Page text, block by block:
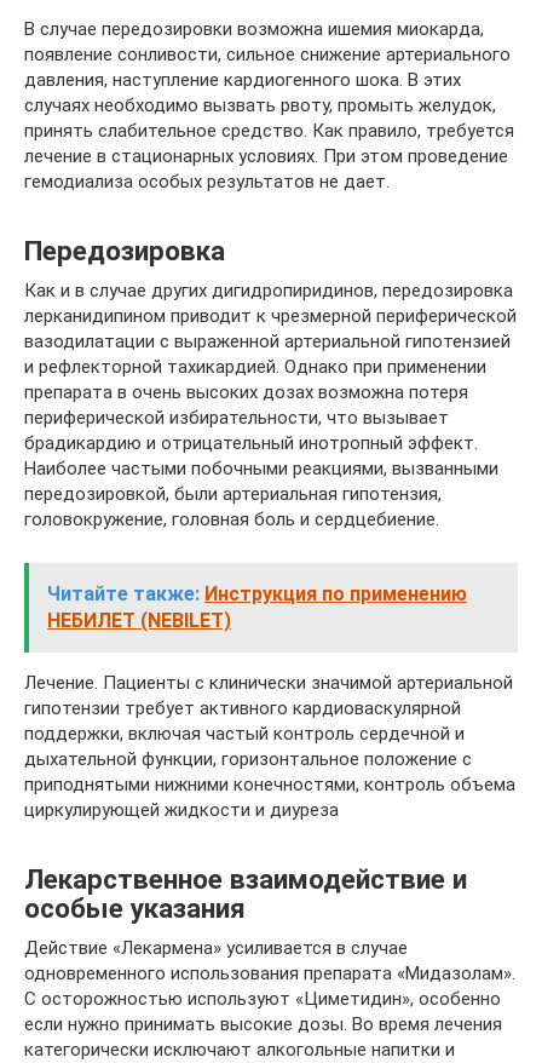
В случае передозировки возможна ишемия миокарда,
появление сонливости, сильное снижение артериального
давления, наступление кардиогенного шока. В этих
случаях необходимо вызвать рвоту, промыть желудок,
принять слабительное средство. Как правило, требуется
лечение в стационарных условиях. При этом проведение
гемодиализа особых результатов не дает.
Передозировка
Как и в случае других дигидропиридинов, передозировка
лерканидипином приводит к чрезмерной периферической
вазодилатации с выраженной артериальной гипотензией
и рефлекторной тахикардией. Однако при применении
препарата в очень высоких дозах возможна потеря
периферической избирательности, что вызывает
брадикардию и отрицательный инотропный эффект.
Наиболее частыми побочными реакциями, вызванными
передозировкой, были артериальная гипотензия,
головокружение, головная боль и сердцебиение.
Читайте также: Инструкция по применению
НЕБИЛЕТ (NEBILET)
Лечение. Пациенты с клинически значимой артериальной
гипотензии требует активного кардиоваскулярной
поддержки, включая частый контроль сердечной и
дыхательной функции, горизонтальное положение с
приподнятыми нижними конечностями, контроль объема
циркулирующей жидкости и диуреза
Лекарственное взаимодействие и
особые указания
Действие «Лекармена» усиливается в случае
одновременного использования препарата «Мидазолам».
С осторожностью используют «Циметидин», особенно
если нужно принимать высокие дозы. Во время лечения
категорически исключают алкогольные напитки и